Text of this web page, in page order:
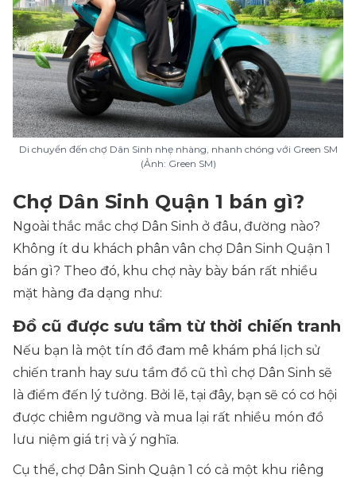
Di chuyển đến chợ Dân Sinh nhẹ nhàng, nhanh chóng với Green SM
(Ảnh: Green SM)
Chợ Dân Sinh Quận 1 bán gì?
Ngoài thắc mắc chợ Dân Sinh ở đâu, đường nào?
Không ít du khách phân vân chợ Dân Sinh Quận 1
bán gì? Theo đó, khu chợ này bày bán rất nhiều
mặt hàng đa dạng như:
Đồ cũ được sưu tầm từ thời chiến tranh
Nếu bạn là một tín đồ đam mê khám phá lịch sử
chiến tranh hay sưu tầm đồ cũ thì chợ Dân Sinh sẽ
là điểm đến lý tưởng. Bởi lẽ, tại đây, bạn sẽ có cơ hội
được chiêm ngưỡng và mua lại rất nhiều món đồ
lưu niệm giá trị và ý nghĩa.
Cụ thể, chợ Dân Sinh Quận 1 có cả một khu riêng